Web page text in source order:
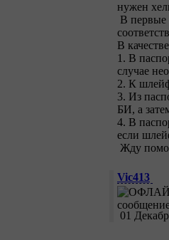
нужен
В первые
В
1. В
случае
2. К
3. Из
БИ, а
4. В
если
Жду
Vic413
01